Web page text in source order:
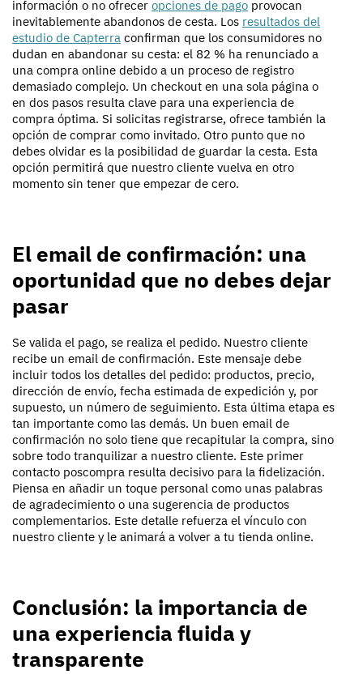
información o no ofrecer opciones de pago provocan
inevitablemente abandonos de cesta. Los resultados del
estudio de Capterra confirman que los consumidores no
dudan en abandonar su cesta: el 82 % ha renunciado a
una compra online debido a un proceso de registro
demasiado complejo. Un checkout en una sola página o
en dos pasos resulta clave para una experiencia de
compra óptima. Si solicitas registrarse, ofrece también la
opción de comprar como invitado. Otro punto que no
debes olvidar es la posibilidad de guardar la cesta. Esta
opción permitirá que nuestro cliente vuelva en otro
momento sin tener que empezar de cero.
El email de confirmación: una
oportunidad que no debes dejar
pasar
Se valida el pago, se realiza el pedido. Nuestro cliente
recibe un email de confirmación. Este mensaje debe
incluir todos los detalles del pedido: productos, precio,
dirección de envío, fecha estimada de expedición y, por
supuesto, un número de seguimiento. Esta última etapa es
tan importante como las demás. Un buen email de
confirmación no solo tiene que recapitular la compra, sino
sobre todo tranquilizar a nuestro cliente. Este primer
contacto poscompra resulta decisivo para la fidelización.
Piensa en añadir un toque personal como unas palabras
de agradecimiento o una sugerencia de productos
complementarios. Este detalle refuerza el vínculo con
nuestro cliente y le animará a volver a tu tienda online.
Conclusión: la importancia de
una experiencia fluida y
transparente